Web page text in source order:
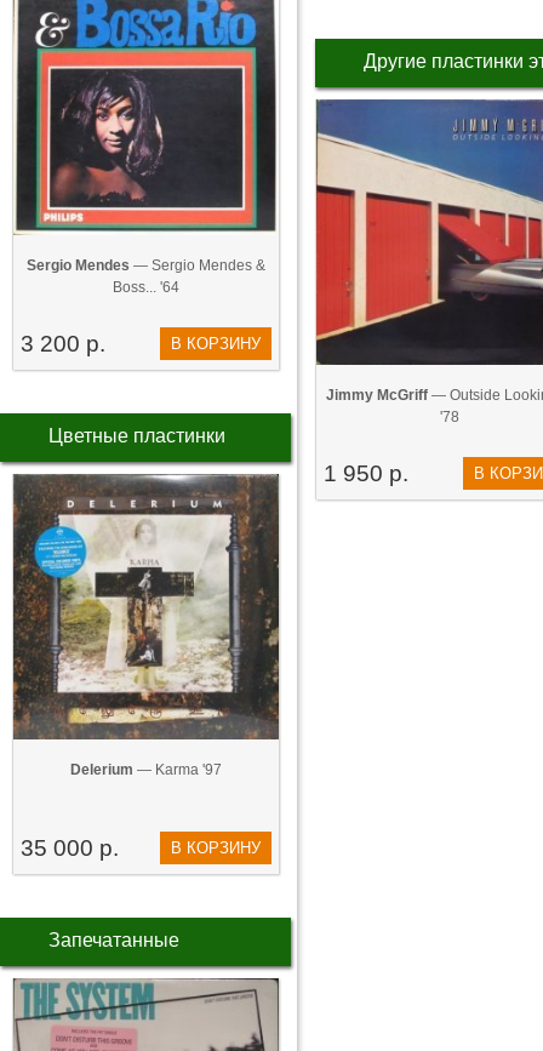
Sergio Mendes — Sergio Mendes &
Boss... '64
3 200 р. В КОРЗИНУ
Цветные пластинки
Delerium — Karma '97
35 000 р. В КОРЗИНУ
Запечатанные
Другие пластинки
Jimmy McGriff— Outside
'78
1 950 р. В